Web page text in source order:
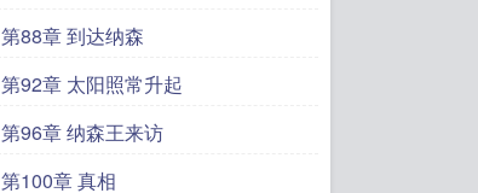
第88章 到达纳森
第92章 太阳照常升起
第96章 纳森王来访
第100章 真相